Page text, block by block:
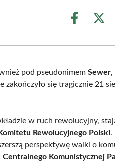
Share
pod pseudonimemSewer,
zakończyło się tragicznie 21
w ruch rewolucyjny,
Rewolucyjnego Polski.
perspektywę walki o
Centralnego Komunistycznej